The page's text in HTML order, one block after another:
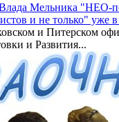
Мельника "НЕО-
и не только" уже
и Питерском
и Развития...